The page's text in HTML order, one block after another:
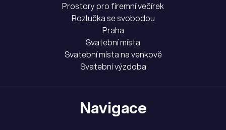
Prostory pro firemní večírek
Rozlučka se svobodou
Praha
Svatební místa
Svatební místa na venkově
Svatební výzdoba
Navigace